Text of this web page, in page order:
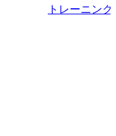
トレーニング